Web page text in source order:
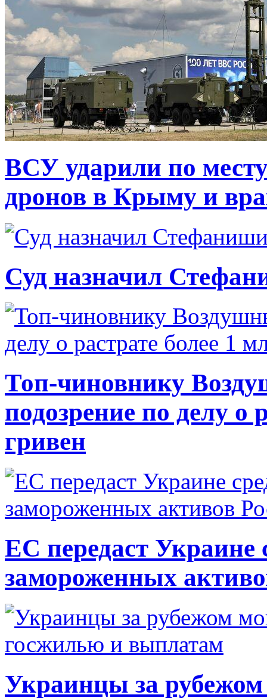
ВСУ ударили по
дронов в Крыму и
Суд назначил
Топ-чиновнику
подозрение по делу о
гривен
ЕС передаст Украине
замороженных
Украинцы за рубежом